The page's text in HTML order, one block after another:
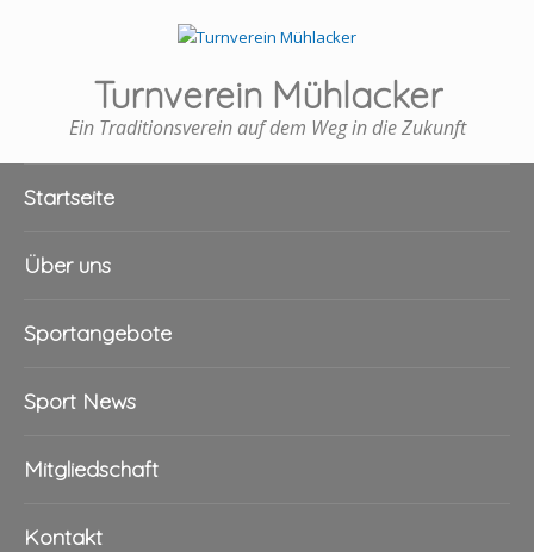
Turnverein Mühlacker
Ein Traditionsverein auf dem Weg in die Zukunft
Startseite
Über uns
Sportangebote
Sport News
Mitgliedschaft
Kontakt